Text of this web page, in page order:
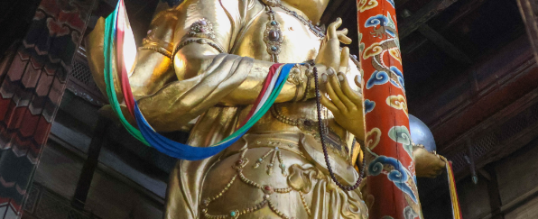
Үзвэрийн хувиарууд